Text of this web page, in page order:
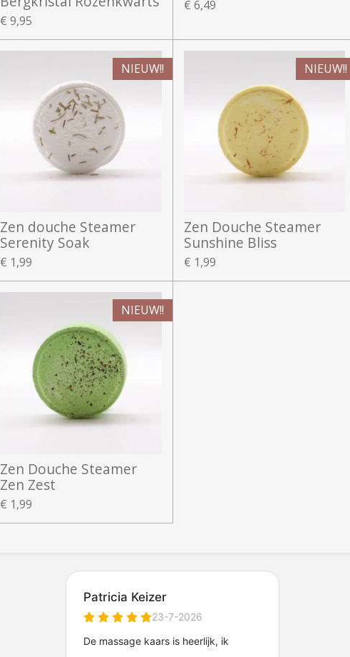
€ 9,95
€ 6,49
NIEUW!!
Zen douche Steamer
Serenity Soak
€ 1,99
NIEUW!!
Zen Douche Steamer
Sunshine Bliss
€ 1,99
NIEUW!!
Zen Douche Steamer
Zen Zest
€ 1,99